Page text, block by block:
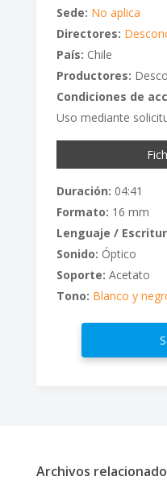
Sede: No aplica
Directores:
País: Chile
Productores:
Condiciones de
Uso mediante
Duración: 04:41
Formato: 16 mm
Lenguaje /
Sonido: Óptico
Soporte: Acetato
Tono: Blanco y
Archivos